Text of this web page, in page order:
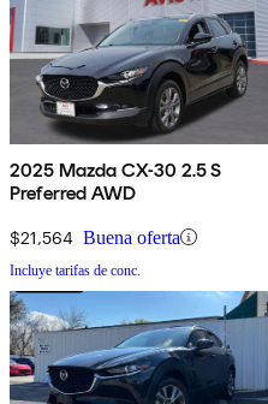
2025 Mazda CX-30 2.5 S
Preferred AWD
$21,564 Buena oferta
Incluye tarifas de conc.